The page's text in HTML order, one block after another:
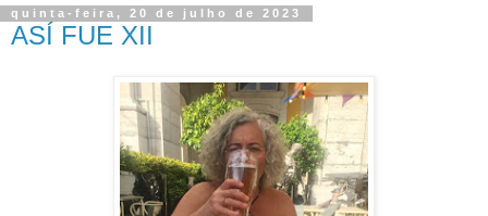
quinta-feira, 20 de julho de 2023
ASÍ FUE XII